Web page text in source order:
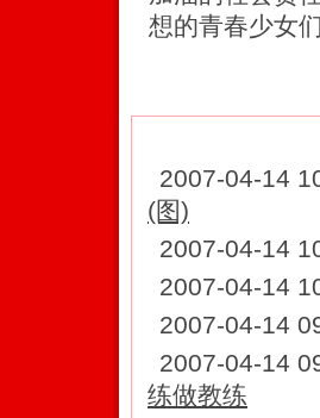
想的青春少女
2007-04-14
(图)
2007-04-14
2007-04-14
2007-04-14
2007-04-14
练做教练